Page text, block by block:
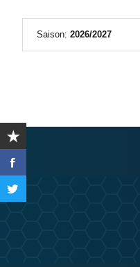
Saison: 2026/2027